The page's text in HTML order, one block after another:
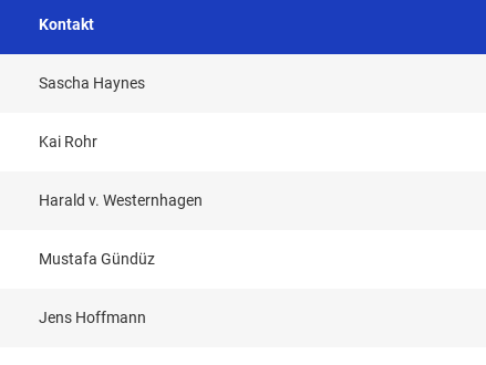
Kontakt
Sascha Haynes
Kai Rohr
Harald v. Westernhagen
Mustafa Gündüz
Jens Hoffmann